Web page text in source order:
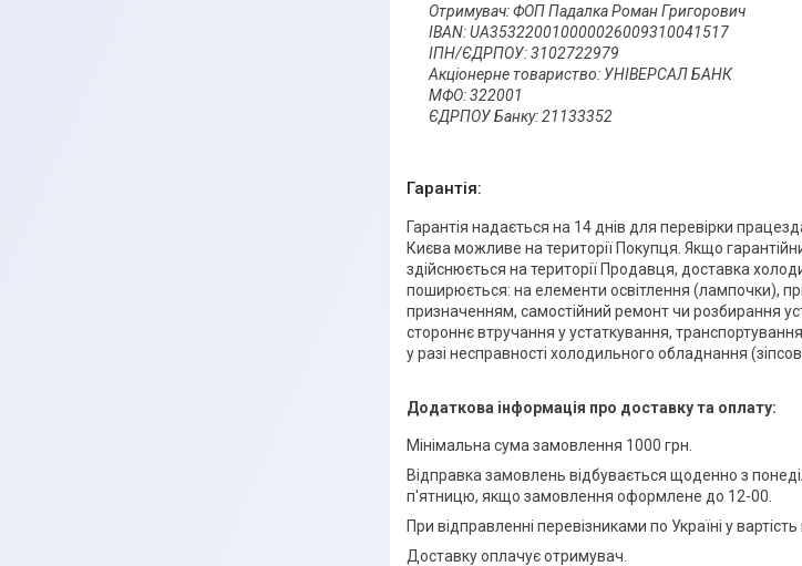
Отримувач: ФОП Падалка Роман Григорович
IBAN: UA353220010000026009310041517
ІПН/ЄДРПОУ: 3102722979
Акціонерне товариство: УНІВЕРСАЛ БАНК
МФО: 322001
ЄДРПОУ Банку: 21133352
Гарантія:
Гарантія надається на 14 днів для перевірки
Києва можливе на території Покупця. Якщо
здійснюється на території Продавця, доставка
поширюється: на елементи освітлення (лампочки),
призначенням, самостійний ремонт чи розбирання
стороннє втручання у устаткування,
у разі несправності холодильного обладнання
Мінімальна сума замовлення 1000 грн.
Відправка замовлень відбувається щоденно з
п'ятницю, якщо замовлення оформлене до 12-00.
При відправленні перевізниками по Україні у
Доставку оплачує отримувач.